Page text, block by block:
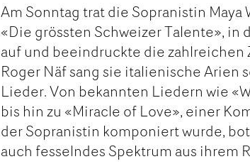
Am Sonntag trat die Sopranistin
«Die grössten Schweizer Talente», in
auf und beeindruckte die
Roger Näf sang sie italienische Arien
Lieder. Von bekannten Liedern wie
bis hin zu «Miracle of Love», einer
der Sopranistin komponiert wurde,
auch fesselndes Spektrum aus ihrem